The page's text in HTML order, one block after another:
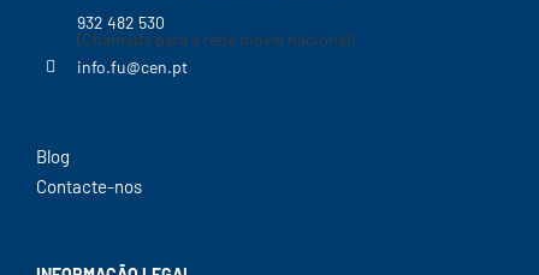
932 482 530
(Chamada para a rede móvel nacional)
info.fu@cen.pt
Blog
Contacte-nos